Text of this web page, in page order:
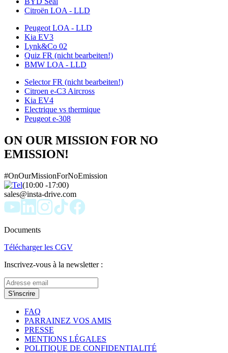
Citroën LOA - LLD
Peugeot LOA - LLD
Kia EV3
Lynk&Co 02
Quiz FR (nicht bearbeiten!)
BMW LOA - LLD
Selector FR (nicht bearbeiten!)
Citroen e-C3 Aircross
Kia EV4
Electrique vs thermique
Peugeot e-308
ON OUR MISSION FOR NO
EMISSION!
#OnOurMissionForNoEmission
(10:00 -17:00)
sales@insta-drive.com
Documents
Télécharger les CGV
Inscrivez-vous à la newsletter :
S'inscrire
FAQ
PARRAINEZ VOS AMIS
PRESSE
MENTIONS LÉGALES
POLITIQUE DE CONFIDENTIALITÉ